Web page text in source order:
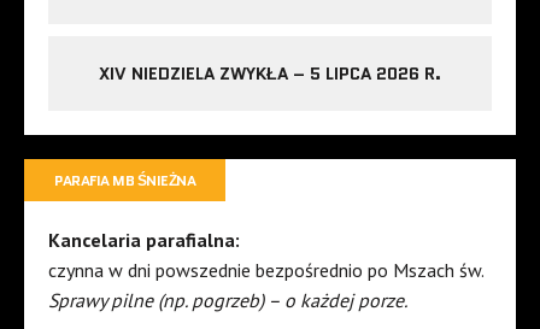
XIV NIEDZIELA ZWYKŁA – 5 LIPCA 2026 R.
PARAFIA MB ŚNIEŻNA
Kancelaria parafialna:
czynna w dni powszednie bezpośrednio po Mszach św.
Sprawy pilne (np. pogrzeb) – o każdej porze.